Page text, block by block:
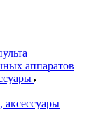
аппаратов